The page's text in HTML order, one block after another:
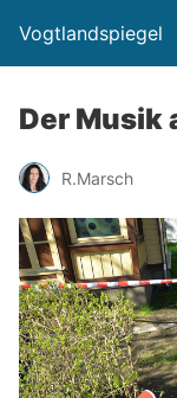
Vogtlandspiegel
Der Musik
R.Marsch